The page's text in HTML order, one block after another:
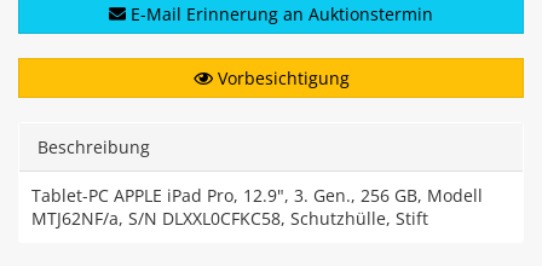
E-Mail Erinnerung an Auktionstermin
Vorbesichtigung
Beschreibung
Tablet-PC APPLE iPad Pro, 12.9", 3. Gen., 256 GB, Modell
MTJ62NF/a, S/N DLXXL0CFKC58, Schutzhülle, Stift